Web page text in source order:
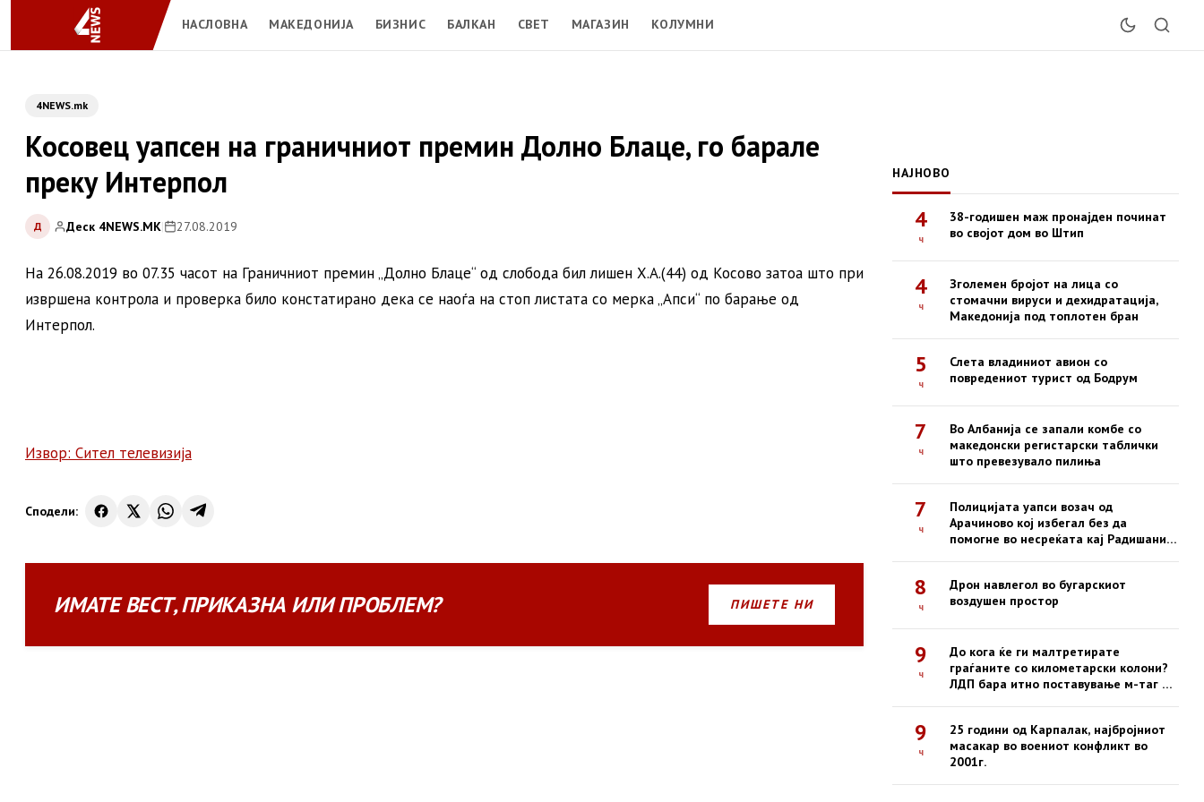
НАСЛОВНА МАКЕДОНИЈА БИЗНИС БАЛКАН СВЕТ МАГАЗИН КОЛУМНИ
4NEWS.mk
Косовец уапсен на граничниот премин Долно Блаце, го барале
преку Интерпол
Д Деск 4NEWS.MK| 27.08.2019
На 26.08.2019 во 07.35 часот на Граничниот премин „Долно Блаце“ од слобода бил лишен Х.А.(44) од Косово затоа што при
извршена контрола и проверка било констатирано дека се наоѓа на стоп листата со мерка „Апси“ по барање од
Интерпол.
Извор: Сител телевизија
Сподели:
ИМАТЕВЕСТ,ПРИКАЗНА ИЛИПРОБЛЕМ? ПИШЕТЕ НИ
НАЈНОВО
4
ч
38-годишен маж пронајден починат
во својот дом во Штип
4
ч
Зголемен бројот на лица со
стомачни вируси и дехидратација,
Македонија под топлотен бран
5
ч
Слета владиниот авион со
повредениот турист од Бодрум
7
ч
Во Албанија се запали комбе со
македонски регистарски таблички
што превезувало пилиња
7
ч
Полицијата уапси возач од
Арачиново кој избегал без да
помогне во несреќата кај Радишани,
8
ч
Дрон навлегол во бугарскиот
воздушен простор
9
ч
До кога ќе ги малтретирате
граѓаните со километарски колони?
ЛДП бара итно поставување м-таг на
9
ч
25 години од Карпалак, најбројниот
масакар во воениот конфликт во
2001г.